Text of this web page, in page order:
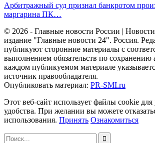
Арбитражный суд признал банкротом
маргарина ПК…
© 2026 - Главные новости России |
издание "Главные новости 24". Россия.
публикуют сторонние материалы с
выполнением обязательств по сохранению
каждом публикуемом материале
источник правообладателя.
Опубликовать материал: PR-SMI.ru
Этот веб-сайт использует файлы cookie
удобства. При желании вы можете
использования. Принять Ознакомиться